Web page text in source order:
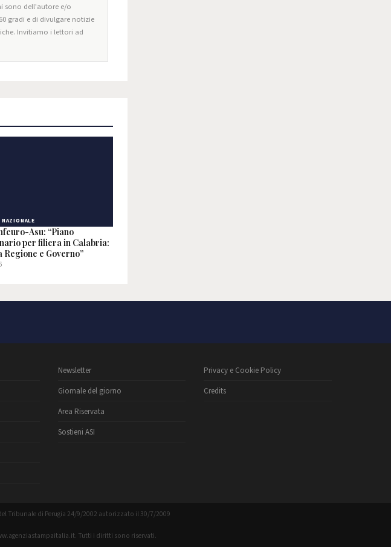
sono dell'autore e/o
gradi e di divulgare notizie
Invitiamo i lettori ad
Asu: “Piano
per filiera in Calabria:
Regione e Governo”
Newsletter
Giornale del giorno
Area Riservata
Sostieni ASI
Privacy e Cookie Policy
Credits
Tribunale di Perugia 24/9/2002 autorizzato il 30/7/2009
Tutti i diritti sono riservati.